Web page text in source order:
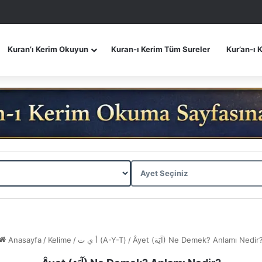
Kuran’ı Kerim Okuyun Kuran-ı Kerim Tüm Sureler Kur’an-ı
Anasayfa / Kelime / أ ي ت (A-Y-T) / Âyet (آيَة) Ne Demek? Anlamı Nedir?